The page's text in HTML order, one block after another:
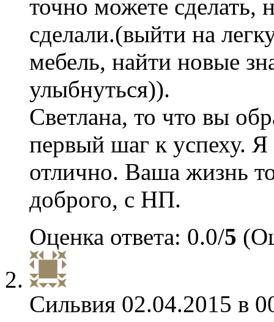
точно можете
сделали.(выйти на
мебель, найти новые
улыбнуться)).
Светлана, то что вы
первый шаг к успеху. Я
отлично. Ваша жизнь
доброго, с НП.
Оценка ответа: 0.0/5
Сильвия 02.04.2015 в